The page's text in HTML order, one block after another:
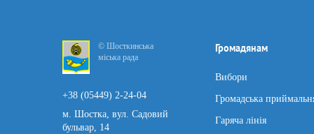
© Шосткинська
міська рада
+38 (05449) 2-24-04
м. Шостка, вул. Садовий
бульвар, 14
Громадянам
Вибори
Громадська
Гаряча лінія